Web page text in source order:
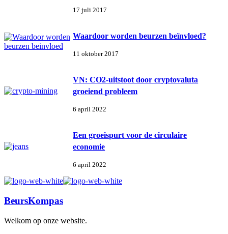
17 juli 2017
Waardoor worden beurzen beïnvloed?
11 oktober 2017
VN: CO2-uitstoot door cryptovaluta
groeiend probleem
6 april 2022
Een groeispurt voor de circulaire
economie
6 april 2022
BeursKompas
Welkom op onze website.